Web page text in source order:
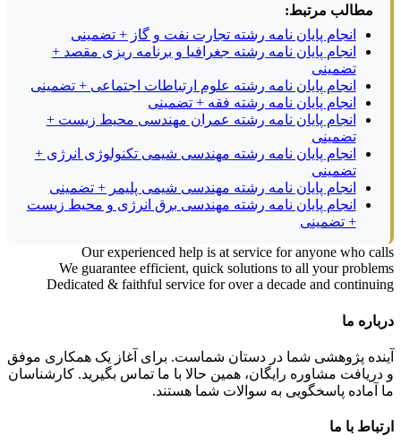
مطالب مرتبط:
انجام پایان نامه رشته تجارت نفت و گاز + تضمینی
انجام پایان نامه رشته جغرافیا و برنامه ریزی مقصد +
تضمینی
انجام پایان نامه رشته علوم ارتباطات اجتماعی + تضمینی
انجام پایان نامه رشته فقه + تضمینی
انجام پایان نامه رشته عمران مهندسی محیط زیست +
تضمینی
انجام پایان نامه رشته مهندسی شیمی تکنولوژی انرژی +
تضمینی
انجام پایان نامه رشته مهندسی شیمی پلیمر + تضمینی
انجام پایان نامه رشته مهندسی برق انرژی و محیط زیست
+ تضمینی
Our experienced help is at service for anyone who calls
We guarantee efficient, quick solutions to all your problems
Dedicated & faithful service for over a decade and continuing
درباره ما
آینده پژوهشی شما در دستان شماست. برای آغاز یک همکاری موفق
و دریافت مشاوره رایگان، همین حالا با ما تماس بگیرید. کارشناسان
ما آماده پاسخگویی به سوالات شما هستند.
ارتباط با ما